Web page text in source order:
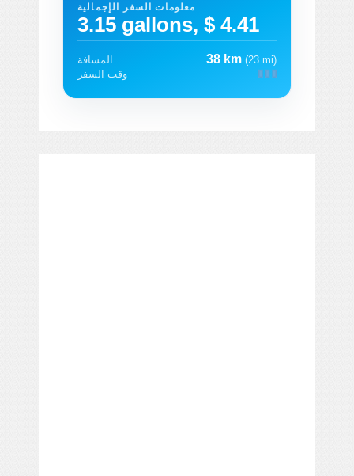
معلومات السفر الإجمالية
3.15 gallons, $ 4.41
المسافة 38 km (23 mi)
وقت السفر